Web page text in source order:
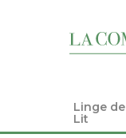
Linge de
Lit